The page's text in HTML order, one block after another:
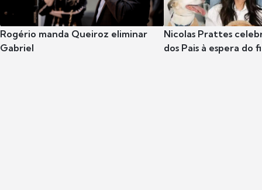
Rogério manda Queiroz eliminar
Gabriel
Nicolas Prattes
dos Pais à espera do